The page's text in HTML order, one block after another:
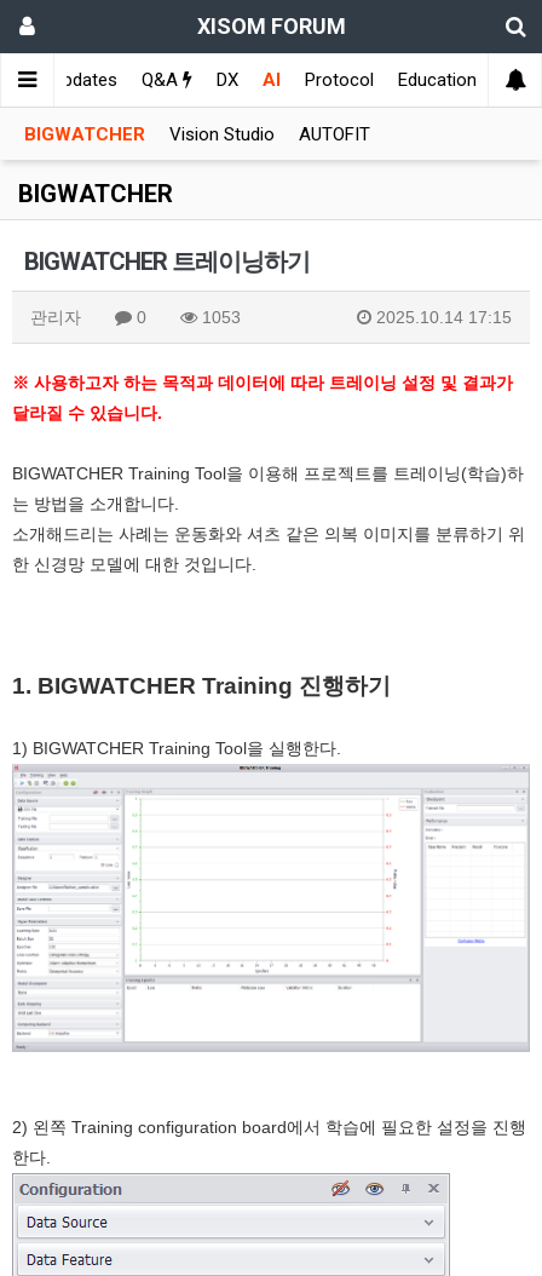
XISOM FORUM
인 Updates Q&A DX AI Protocol Education
BIGWATCHER Vision Studio AUTOFIT
BIGWATCHER
BIGWATCHER 트레이닝하기
관리자 0 1053 2025.10.14 17:15
※ 사용하고자 하는 목적과 데이터에 따라 트레이닝 설정 및 결과가
달라질 수 있습니다.
BIGWATCHER Training Tool을 이용해 프로젝트를 트레이닝(학습)하
는 방법을 소개합니다.
소개해드리는 사례는 운동화와 셔츠 같은 의복 이미지를 분류하기 위
한 신경망 모델에 대한 것입니다.
1. BIGWATCHER Training 진행하기
1) BIGWATCHER Training Tool을 실행한다.
2) 왼쪽 Training configuration board에서 학습에 필요한 설정을 진행
한다.